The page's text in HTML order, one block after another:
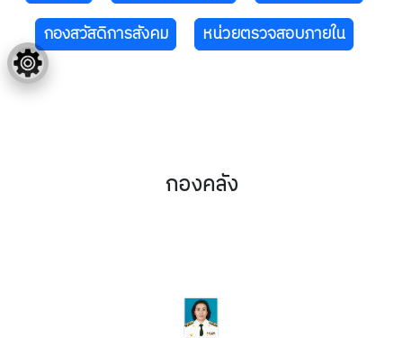
กองสวัสดิการสังคม
หน่วยตรวจสอบภายใน
กองคลัง